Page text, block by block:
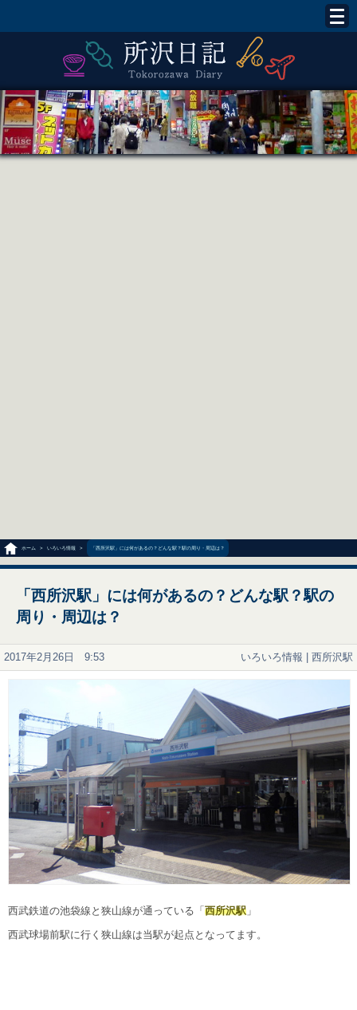
ホーム > いろいろ情報 > 「西所沢駅」には何があるの？どんな駅？駅の周り・周辺は？
「西所沢駅」には何があるの？どんな駅？駅の
周り・周辺は？
2017年2月26日 9:53 いろいろ情報 西所沢駅
西武鉄道の池袋線と狭山線が通っている「 西所沢駅 」
西武球場前駅に行く狭山線は当駅が起点となってます。